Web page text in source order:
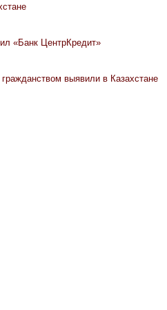
«Банк ЦентрКредит»
выявили в Казахстане